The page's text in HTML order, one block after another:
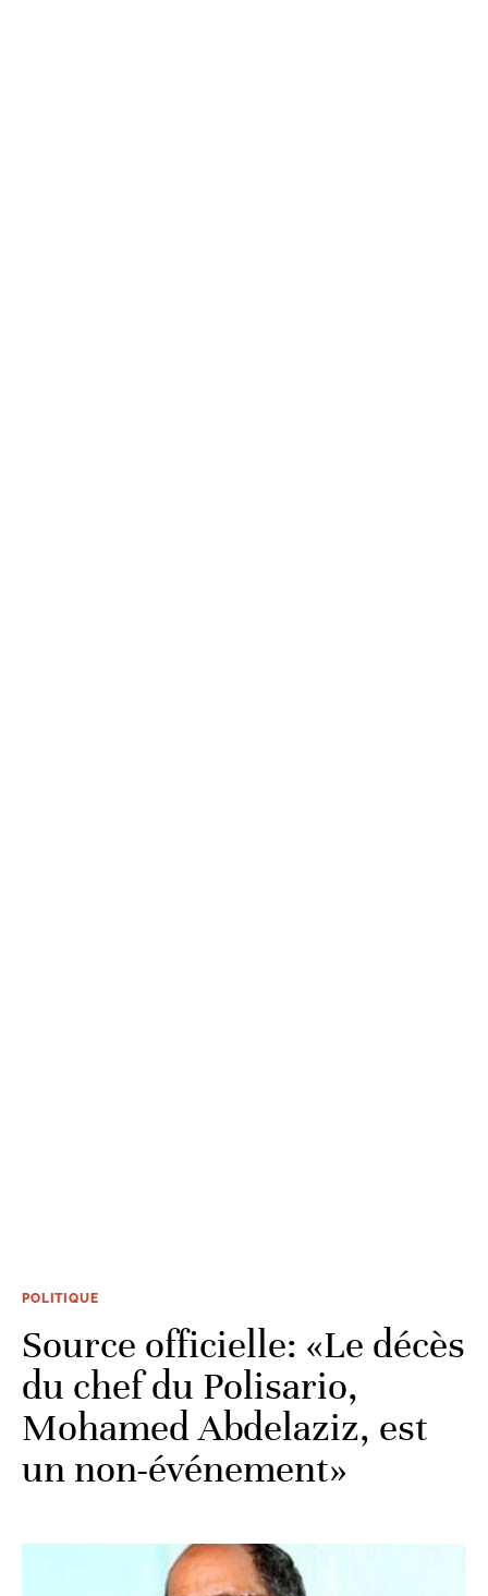
POLITIQUE
Source officielle: «Le décès
du chef du Polisario,
Mohamed Abdelaziz, est
un non-événement»